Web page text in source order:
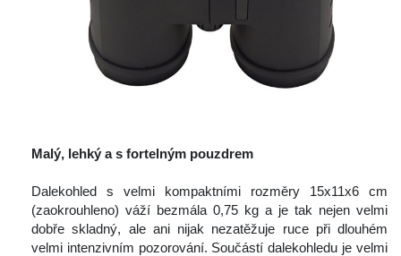
Malý, lehký a s fortelným pouzdrem
Dalekohled s velmi kompaktními rozměry 15x11x6 cm
(zaokrouhleno) váží bezmála 0,75 kg a je tak nejen velmi
dobře skladný, ale ani nijak nezatěžuje ruce při dlouhém
velmi intenzivním pozorování. Součástí dalekohledu je velmi